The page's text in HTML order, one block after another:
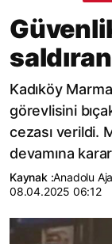
Kadıköy
görevlisini
cezası verildi.
devamına
Kaynak :Anadolu
08.04.2025 06:12